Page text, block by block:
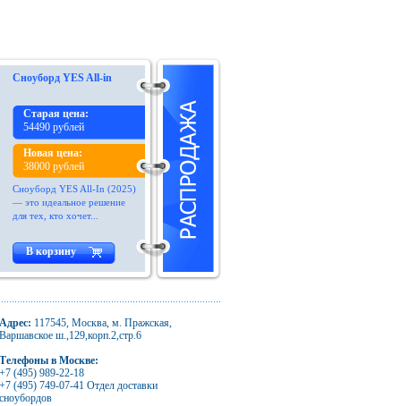
Сноуборд YES All-in
Старая цена:
54490 рублей
Новая цена:
38000 рублей
Сноуборд YES All-In (2025)
— это идеальное решение
для тех, кто хочет...
В корзину
Адрес: 117545, Москва, м. Пражская,
Варшавское ш.,129,корп.2,стр.6
Телефоны в Москве:
+7 (495) 989-22-18
+7 (495) 749-07-41 Отдел доставки
сноубордов